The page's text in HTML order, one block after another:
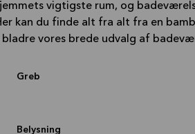
vigtigste rum, og
kan du finde alt fra alt fra en
bladre vores brede udvalg af
Greb
Belysning